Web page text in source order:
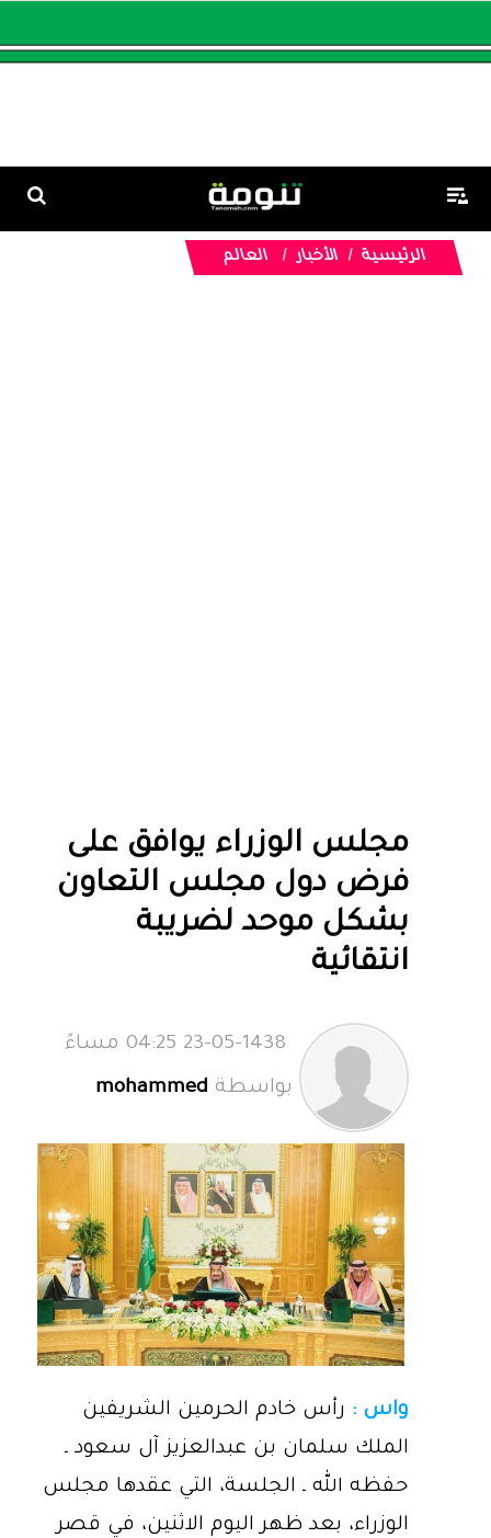
الرئيسية الأخبار العالم
مجلس الوزراء يوافق على
فرض دول مجلس التعاون
بشكل موحد لضريبة
انتقائية ‎
بواسطة mohammed
واس : رأس خادم الحرمين الشريفين
الملك سلمان بن عبدالعزيز آل سعود ـ
حفظه الله ـ الجلسة، التي عقدها مجلس
الوزراء، بعد ظهر اليوم الاثنين، في قصر